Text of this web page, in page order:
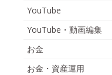
YouTube
YouTube・動画編集
お金
お金・資産運用